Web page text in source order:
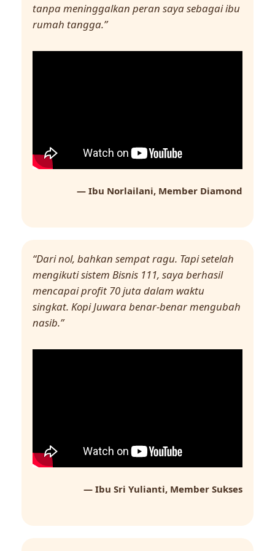
tanpa meninggalkan peran saya sebagai ibu
rumah tangga.”
— Ibu Norlailani, Member Diamond
“Dari nol, bahkan sempat ragu. Tapi setelah
mengikuti sistem Bisnis 111, saya berhasil
mencapai profit 70 juta dalam waktu
singkat. Kopi Juwara benar-benar mengubah
nasib.”
— Ibu Sri Yulianti, Member Sukses